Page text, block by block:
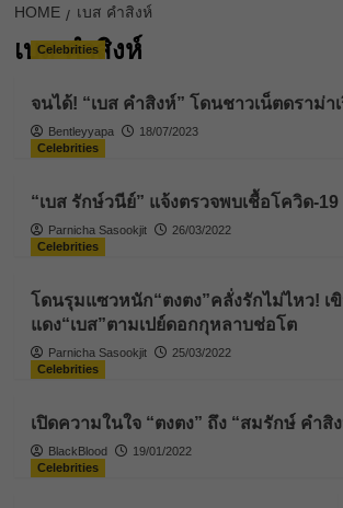
HOME เบส คำสิงห์
เบส คำสิงห์
Celebrities
จนได้! “เบส คำสิงห์” โดนชาวเน็ตดราม่า
Bentleyyapa
18/07/2023
Celebrities
“เบส รักษ์วนีย์” แจ้งตรวจพบเชื้อโควิด-19
Parnicha Sasookjit
26/03/2022
Celebrities
โดนรุมแซวหนัก“ตงตง”คลั่งรักไม่ไหว! เ
แดง“เบส”ตามเปย์ดอกกุหลาบช่อโต
Parnicha Sasookjit
25/03/2022
Celebrities
เปิดความในใจ “ตงตง” ถึง “สมรักษ์ คําสิ
BlackBlood
19/01/2022
Celebrities